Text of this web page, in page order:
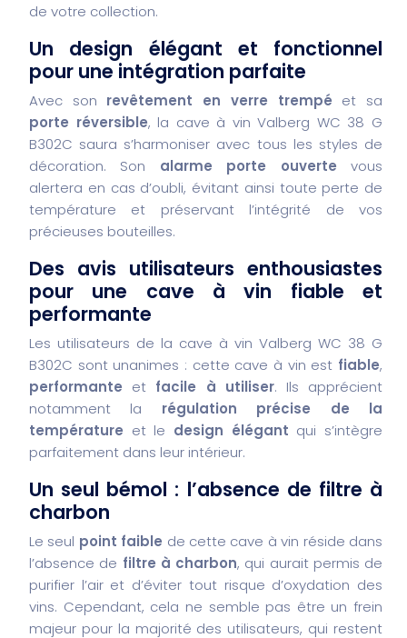
de votre collection.
Un design élégant et fonctionnel
pour une intégration parfaite
Avec son revêtement en verre trempé et sa
porte réversible, la cave à vin Valberg WC 38 G
B302C saura s’harmoniser avec tous les styles de
décoration. Son alarme porte ouverte vous
alertera en cas d’oubli, évitant ainsi toute perte de
température et préservant l’intégrité de vos
précieuses bouteilles.
Des avis utilisateurs enthousiastes
pour une cave à vin fiable et
performante
Les utilisateurs de la cave à vin Valberg WC 38 G
B302C sont unanimes : cette cave à vin est fiable,
performante et facile à utiliser. Ils apprécient
notamment la régulation précise de la
température et le design élégant qui s’intègre
parfaitement dans leur intérieur.
Un seul bémol : l’absence de filtre à
charbon
Le seul point faible de cette cave à vin réside dans
l’absence de filtre à charbon, qui aurait permis de
purifier l’air et d’éviter tout risque d’oxydation des
vins. Cependant, cela ne semble pas être un frein
majeur pour la majorité des utilisateurs, qui restent